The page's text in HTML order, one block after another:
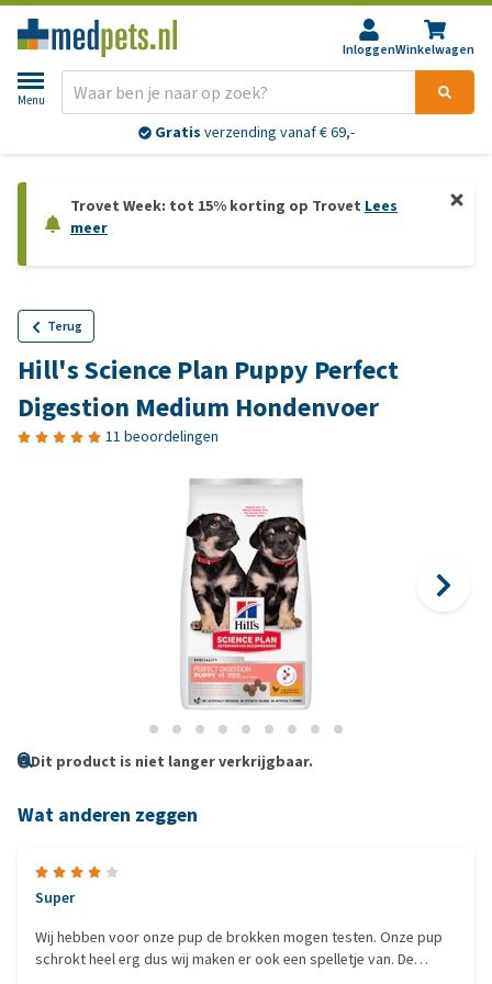
InloggenWinkelwagen
Menu
Gratis verzending vanaf € 69,-
Trovet Week: tot 15% korting op Trovet Lees
meer
Terug
Hill's Science Plan Puppy Perfect
Digestion Medium Hondenvoer
11 beoordelingen
Dit product is niet langer verkrijgbaar.
Wat anderen zeggen
Super
Wij hebben voor onze pup de brokken mogen testen. Onze pup
schrokt heel erg dus wij maken er ook een spelletje van. De